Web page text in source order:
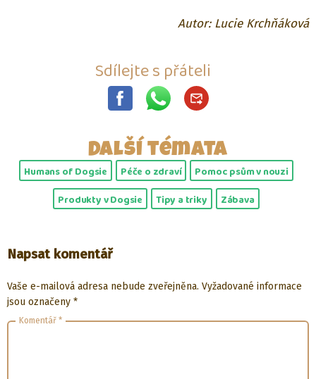
Autor: Lucie Krchňáková
Sdílejte s přáteli
Další témata
Humans of Dogsie Péče o zdraví
Pomoc psům v nouzi
Produkty v Dogsie
Tipy a triky Zábava
Napsat komentář
Vaše e-mailová adresa nebude zveřejněna. Vyžadované informace
jsou označeny *
Komentář *